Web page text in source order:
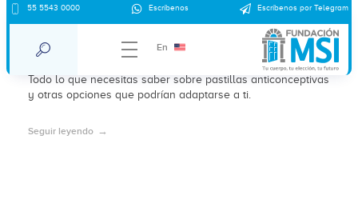
55 5543 0000 Escríbenos Escríbenos por Telegram
En
Pastillas anticonceptivas: guía completa
y cómo saber cuáles son para ti
Todo lo que necesitas saber sobre pastillas anticonceptivas
y otras opciones que podrían adaptarse a ti.
Seguir leyendo